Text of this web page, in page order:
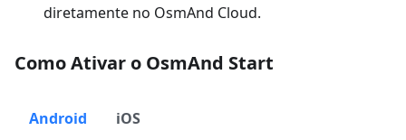
diretamente no OsmAnd Cloud.
Como Ativar o OsmAnd Start
Android iOS